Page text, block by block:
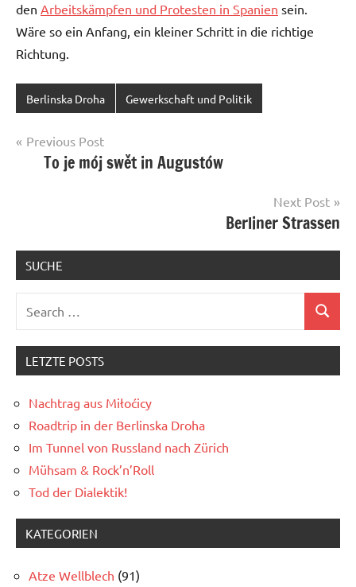
den Arbeitskämpfen und Protesten in Spanien sein.
Wäre so ein Anfang, ein kleiner Schritt in die richtige
Richtung.
Berlinska Droha Gewerkschaft und Politik
Post
navigation
Previous Post
To je mój swět in Augustów
Next Post
Berliner Strassen
SUCHE
Search
LETZTE POSTS
Nachtrag aus Miłoćicy
Roadtrip in der Berlinska Droha
Im Tunnel von Russland nach Zürich
Mühsam & Rock’n’Roll
Tod der Dialektik!
KATEGORIEN
Atze Wellblech (91)